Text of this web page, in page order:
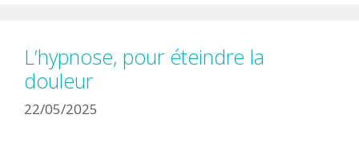
L’hypnose, pour éteindre la
douleur
22/05/2025